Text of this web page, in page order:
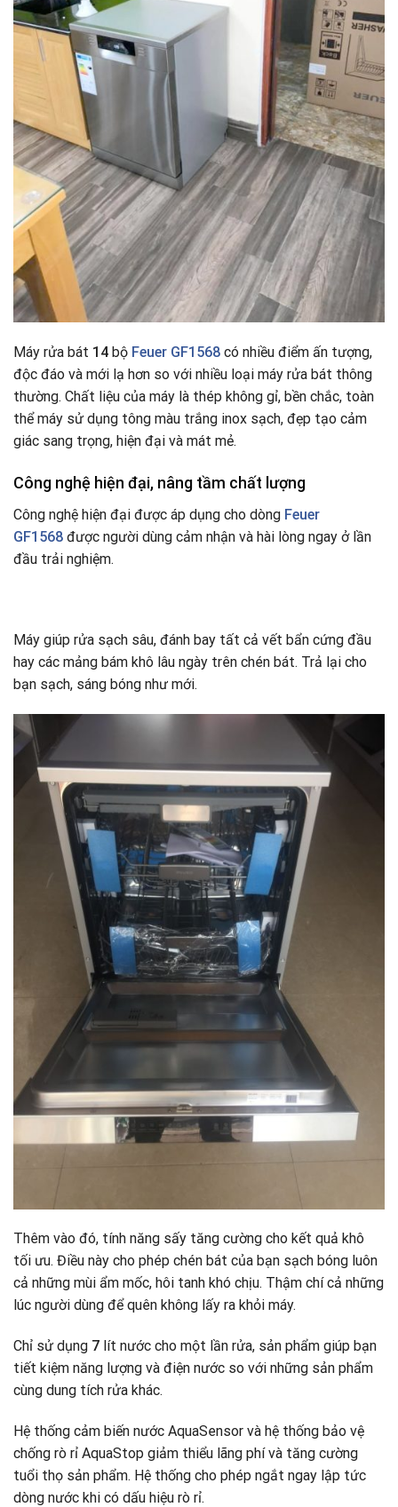
Máy rửa bát 14 bộ Feuer GF1568 có nhiều điểm ấn tượng,
độc đáo và mới lạ hơn so với nhiều loại máy rửa bát thông
thường. Chất liệu của máy là thép không gỉ, bền chắc, toàn
thể máy sử dụng tông màu trắng inox sạch, đẹp tạo cảm
giác sang trọng, hiện đại và mát mẻ.
Công nghệ hiện đại, nâng tầm chất lượng
Công nghệ hiện đại được áp dụng cho dòng Feuer
GF1568 được người dùng cảm nhận và hài lòng ngay ở lần
đầu trải nghiệm.
Máy giúp rửa sạch sâu, đánh bay tất cả vết bẩn cứng đầu
hay các mảng bám khô lâu ngày trên chén bát. Trả lại cho
bạn sạch, sáng bóng như mới.
Thêm vào đó, tính năng sấy tăng cường cho kết quả khô
tối ưu. Điều này cho phép chén bát của bạn sạch bóng luôn
cả những mùi ẩm mốc, hôi tanh khó chịu. Thậm chí cả những
lúc người dùng để quên không lấy ra khỏi máy.
Chỉ sử dụng 7 lít nước cho một lần rửa, sản phẩm giúp bạn
tiết kiệm năng lượng và điện nước so với những sản phẩm
cùng dung tích rửa khác.
Hệ thống cảm biến nước AquaSensor và hệ thống bảo vệ
chống rò rỉ AquaStop giảm thiểu lãng phí và tăng cường
tuổi thọ sản phẩm. Hệ thống cho phép ngắt ngay lập tức
dòng nước khi có dấu hiệu rò rỉ.